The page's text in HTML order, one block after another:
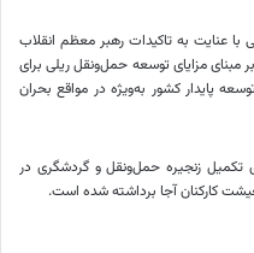
با عنایت به تاکیدات رهبر معظم انقلاب
بر مبنایمزایای توسعه حمل‌ونقل ریلی برای
پایدار کشور به‌ویژه در مواقع بحران
تکمیل زنجیره حمل‌ونقل و گردشگری در
کارکنانآجا برداشته شده است.